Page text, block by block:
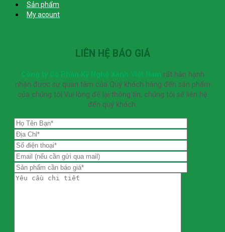
Sản phẩm
My acount
LIÊN HỆ BÁO GIÁ
Công ty Cổ Phần Kỹ Nghệ Xanh Việt Nam rất hân hạnh
nhận được sự quan tâm của Quý khách hàng đến sản phẩm
của chúng tôi.Vui lòng để lại thông tin, chúng tôi sẽ liên hệ
đến quý khách.